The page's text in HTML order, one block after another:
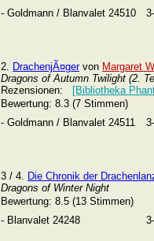
- Goldmann / Blanvalet 24510
2. DrachenjÃ¤gervon Margaret
Dragons of Autumn Twilight (2.
Rezensionen:
[Bibliotheka
Bewertung: 8.3 (7 Stimmen)
- Goldmann / Blanvalet 24511
3 / 4. Die Chronik der
Dragons of Winter Night
Bewertung: 8.5 (13 Stimmen)
- Blanvalet 24248